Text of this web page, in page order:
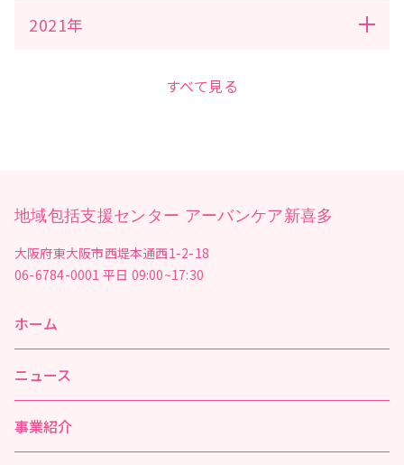
2021年
すべて見る
地域包括支援センター アーバンケア新喜多
大阪府東大阪市西堤本通西1-2-18
06-6784-0001 平日 09:00~17:30
ホーム
ニュース
事業紹介